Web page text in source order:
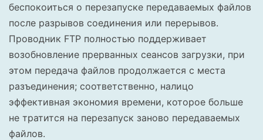
беспокоиться о перезапуске передаваемых файлов
после разрывов соединения или перерывов.
Проводник FTP полностью поддерживает
возобновление прерванных сеансов загрузки, при
этом передача файлов продолжается с места
разъединения; соответственно, налицо
эффективная экономия времени, которое больше
не тратится на перезапуск заново передаваемых
файлов.